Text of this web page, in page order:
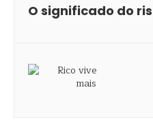
O significado do